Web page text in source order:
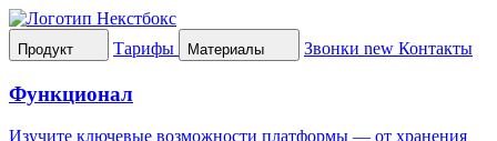
Продукт Тарифы Материалы Звонки new Контакты
Функционал
Изучите ключевые возможности платформы — от хранения